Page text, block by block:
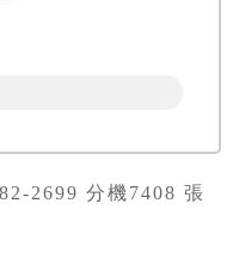
2699 分機7408 張